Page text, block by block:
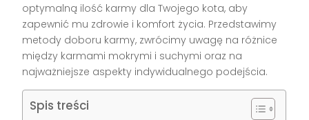
optymalną ilość karmy dla Twojego kota, aby
zapewnić mu zdrowie i komfort życia. Przedstawimy
metody doboru karmy, zwrócimy uwagę na różnice
między karmami mokrymi i suchymi oraz na
najważniejsze aspekty indywidualnego podejścia.
Spis treści